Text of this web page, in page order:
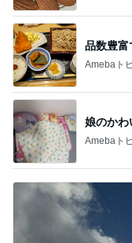
品数豊富
Amebaト
娘のかわ
Amebaト